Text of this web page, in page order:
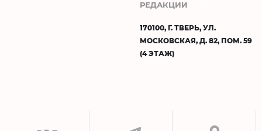
РЕДАКЦИИ
170100, Г. ТВЕРЬ, УЛ.
МОСКОВСКАЯ, Д. 82, ПОМ. 59
(4 ЭТАЖ)